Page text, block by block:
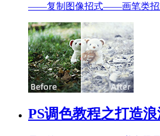
——复制图像招式——画笔类招
PS调色教程之打造